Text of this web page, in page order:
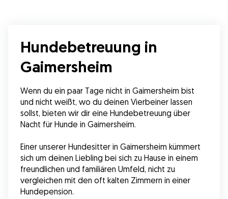
Hundebetreuung in
Gaimersheim
Wenn du ein paar Tage nicht in Gaimersheim bist
und nicht weißt, wo du deinen Vierbeiner lassen
sollst, bieten wir dir eine Hundebetreuung über
Nacht für Hunde in Gaimersheim.
Einer unserer Hundesitter in Gaimersheim kümmert
sich um deinen Liebling bei sich zu Hause in einem
freundlichen und familiären Umfeld, nicht zu
vergleichen mit den oft kalten Zimmern in einer
Hundepension.